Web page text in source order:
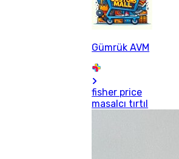
Gümrük AVM
fisher price
masalcı tırtıl